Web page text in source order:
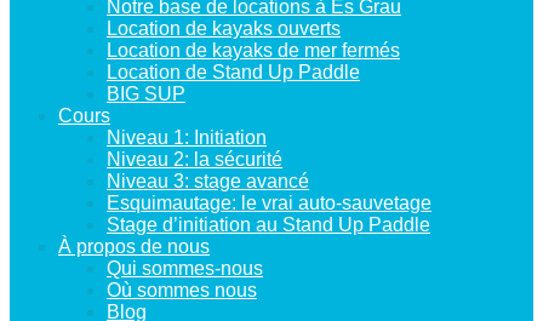
Notre base de locations à Es Grau
Location de kayaks ouverts
Location de kayaks de mer fermés
Location de Stand Up Paddle
BIG SUP
Cours
Niveau 1: Initiation
Niveau 2: la sécurité
Niveau 3: stage avancé
Esquimautage: le vrai auto-sauvetage
Stage d’initiation au Stand Up Paddle
À propos de nous
Qui sommes-nous
Où sommes nous
Blog